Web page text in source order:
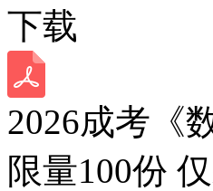
下载
2026成考《
限量100份